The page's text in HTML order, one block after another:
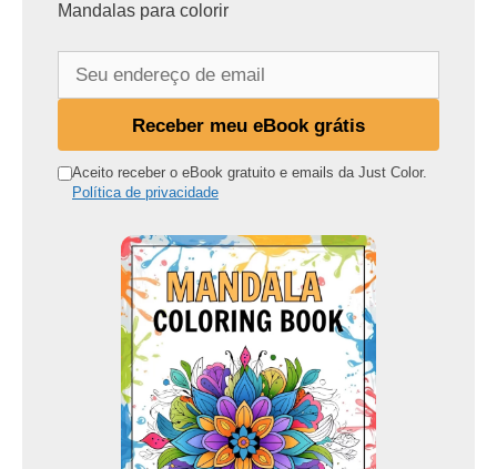
Mandalas para colorir
n
Receber meu eBook grátis
Aceito receber o eBook gratuito e emails da Just Color.
Política de privacidade